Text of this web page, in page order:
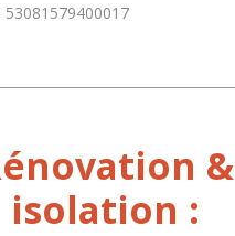
53081579400017
&
isolation :